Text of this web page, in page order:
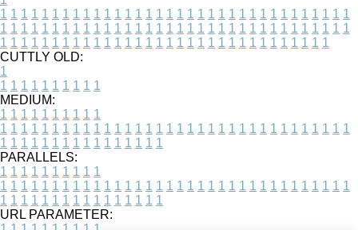
1 1 1 1 1 1 1 1 1 1 1 1 1 1 1 1 1 1 1 1 1 1 1 1 1 1 1 1 1 1 1 1 1 1
1 1 1 1 1 1 1 1 1 1 1 1 1 1 1 1 1 1 1 1 1 1 1 1 1 1 1 1 1 1 1 1 1 1
1 1 1 1 1 1 1 1 1 1 1 1 1 1 1 1 1 1 1 1 1 1 1 1 1 1 1 1 1 1 1 1
CUTTLY OLD:
1
1 1 1 1 1 1 1 1 1 1
MEDIUM:
1 1 1 1 1 1 1 1 1 1
1 1 1 1 1 1 1 1 1 1 1 1 1 1 1 1 1 1 1 1 1 1 1 1 1 1 1 1 1 1 1 1 1 1
1 1 1 1 1 1 1 1 1 1 1 1 1 1 1 1
PARALLELS:
1 1 1 1 1 1 1 1 1 1
1 1 1 1 1 1 1 1 1 1 1 1 1 1 1 1 1 1 1 1 1 1 1 1 1 1 1 1 1 1 1 1 1 1
1 1 1 1 1 1 1 1 1 1 1 1 1 1 1 1
URL PARAMETER: